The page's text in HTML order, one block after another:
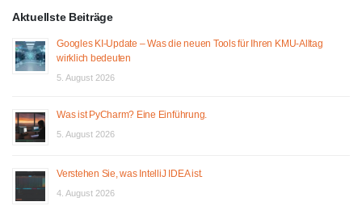
Aktuellste Beiträge
Googles KI-Update – Was die neuen Tools für Ihren KMU-Alltag
wirklich bedeuten
5. August 2026
Was ist PyCharm? Eine Einführung.
5. August 2026
Verstehen Sie, was IntelliJ IDEA ist.
4. August 2026